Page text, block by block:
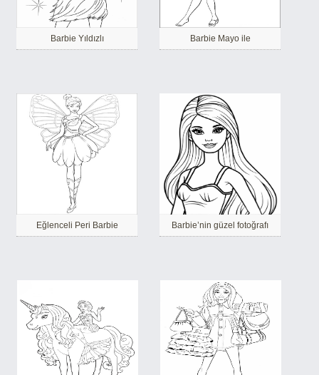
Barbie Yıldızlı Barbie Mayo ile
Eğlenceli Peri Barbie Barbie’nin güzel fotoğrafı